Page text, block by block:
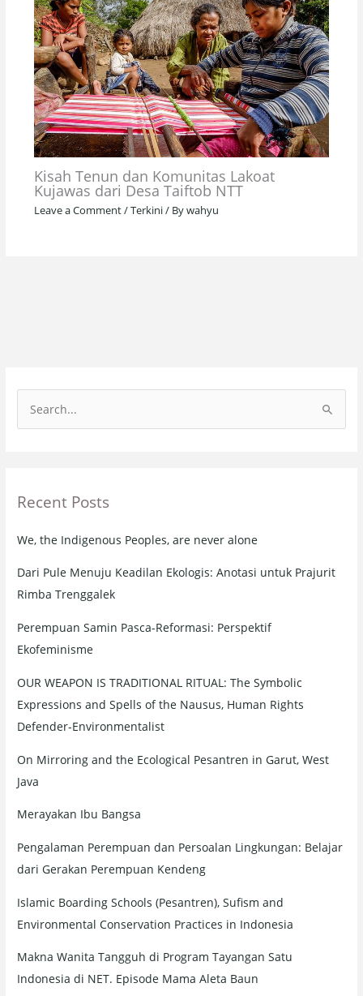
Kisah Tenun dan Komunitas Lakoat
Kujawas dari Desa Taiftob NTT
Leave a Comment/Terkini/ Bywahyu
e
c
f
o
r
Recent Posts
We, the Indigenous Peoples, are never alone
Dari Pule Menuju Keadilan Ekologis: Anotasi untuk Prajurit
Rimba Trenggalek
Perempuan Samin Pasca-Reformasi: Perspektif
Ekofeminisme
OUR WEAPON IS TRADITIONAL RITUAL: The Symbolic
Expressions and Spells of the Nausus, Human Rights
Defender-Environmentalist
On Mirroring and the Ecological Pesantren in Garut, West
Java
Merayakan Ibu Bangsa
Pengalaman Perempuan dan Persoalan Lingkungan: Belajar
dari Gerakan Perempuan Kendeng
Islamic Boarding Schools (Pesantren), Sufism and
Environmental Conservation Practices in Indonesia
Makna Wanita Tangguh di Program Tayangan Satu
Indonesia di NET. Episode Mama Aleta Baun